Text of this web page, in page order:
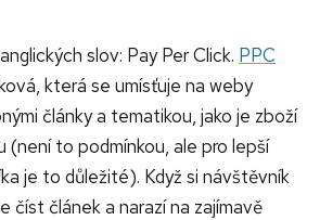
slov: Pay Per Click. PPC
která se umísťuje na weby
články a tematikou, jako je zboží
(není to podmínkou, ale pro lepší
je to důležité). Když si návštěvník
číst článek a narazí na zajímavě